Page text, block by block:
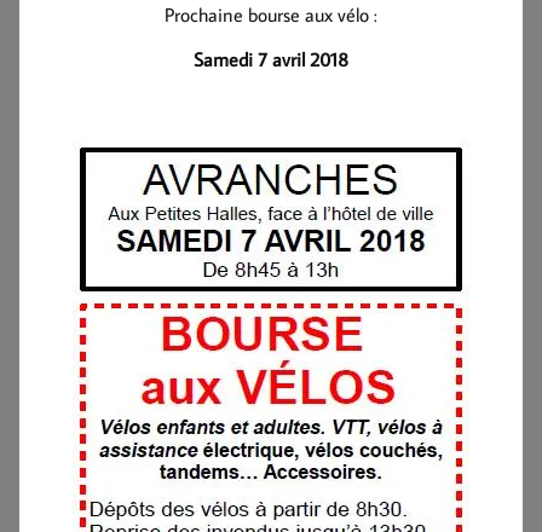
Prochaine bourse aux vélo :
Samedi 7 avril 2018